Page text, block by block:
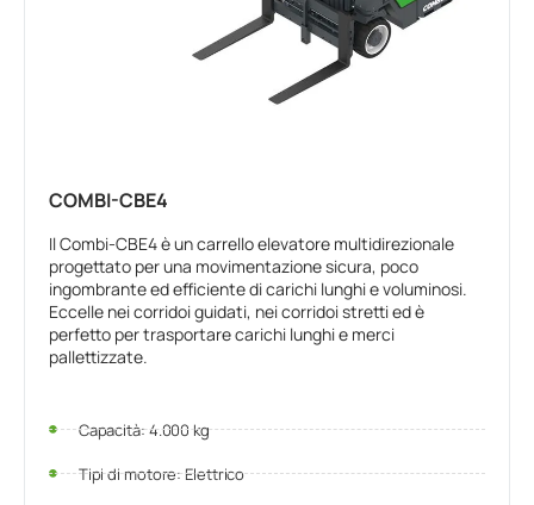
COMBI-CBE4
Il Combi-CBE4 è un carrello elevatore multidirezionale
progettato per una movimentazione sicura, poco
ingombrante ed efficiente di carichi lunghi e voluminosi.
Eccelle nei corridoi guidati, nei corridoi stretti ed è
perfetto per trasportare carichi lunghi e merci
pallettizzate.
Capacità: 4.000 kg
Tipi di motore: Elettrico